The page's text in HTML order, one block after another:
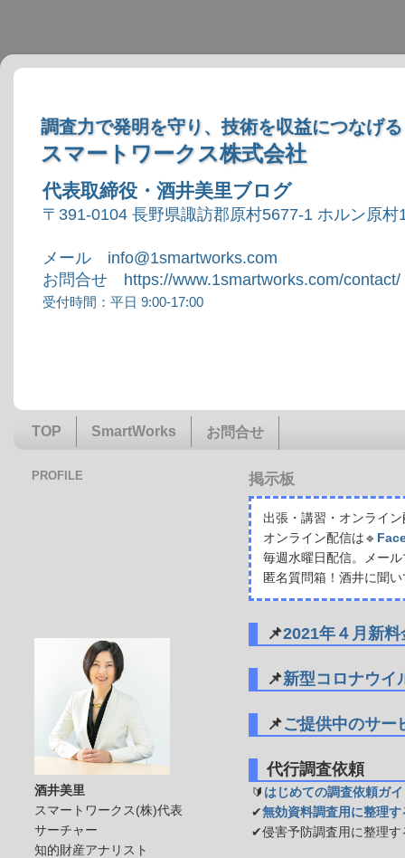
調査力で発明を守り、技術を収益につなげる
スマートワークス株式会社
代表取締役・酒井美里ブログ
〒391-0104 長野県諏訪郡原村5677-1 ホルン原村
メール info@1smartworks.com
お問合せ https://www.1smartworks.com/contact/
受付時間：平日 9:00-17:00
TOP SmartWorks お問合せ
掲示板
出張・講習・オンライ
オンライン配信は🔹
毎週水曜日配信。メー
匿名質問箱！酒井に聞
📌2021年４月新
📌新型コロナウイ
📌ご提供中のサー
代行調査依頼
🔰 はじめての調査依頼ガ
✔無効資料調査用に整理
✔侵害予防調査用に整理す
PROFILE
酒井美里
スマートワークス(株)代表
サーチャー
知的財産アナリスト